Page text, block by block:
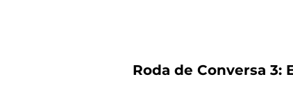
Roda de Conversa 3: